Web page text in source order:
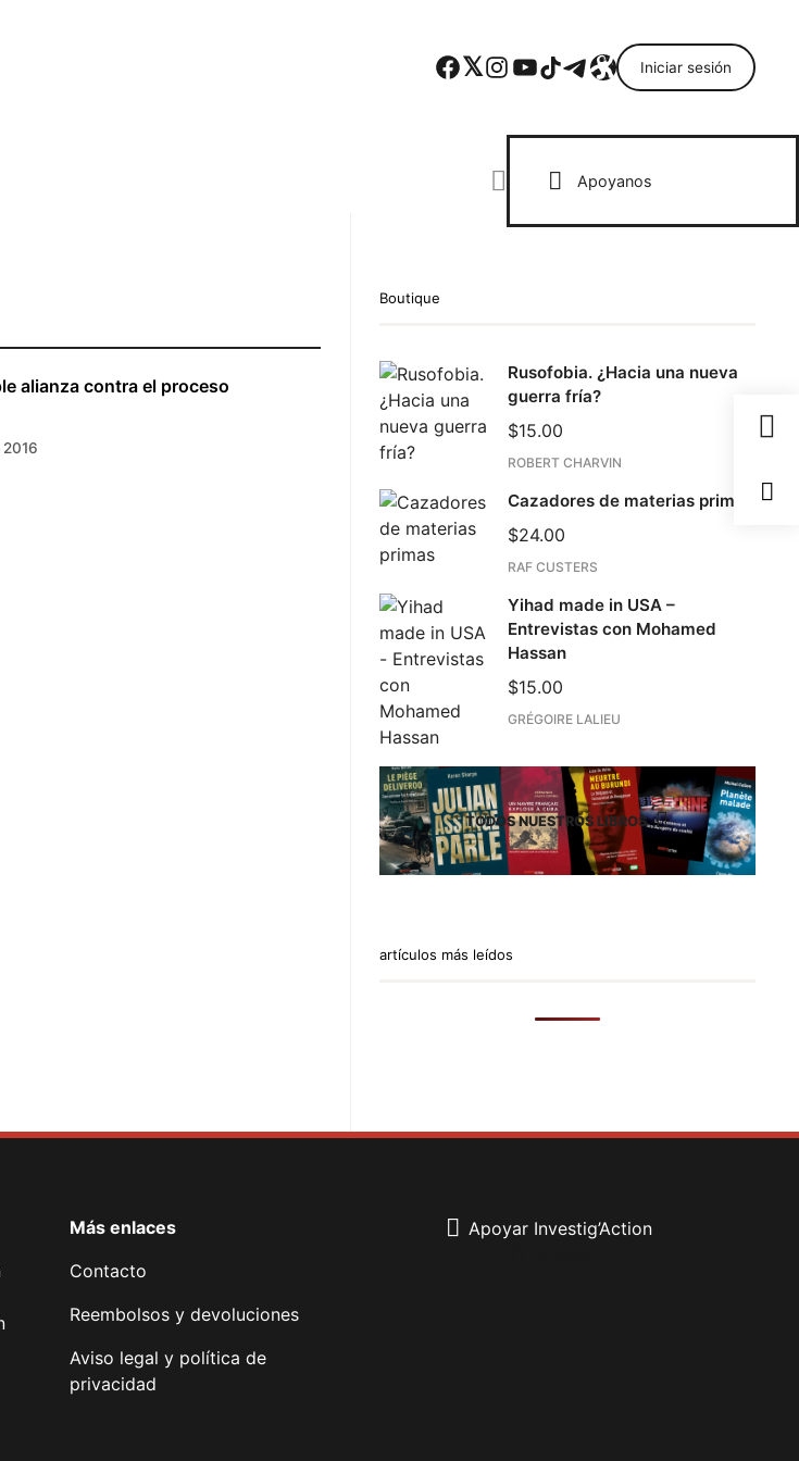
Facebook Twitter Instagram YouTube TikTok Telegram Enlace Iniciar sesión
Apoyanos
alianza contra el proceso
2016
Boutique
Rusofobia. ¿Hacia una nueva
guerra fría?
$15.00
ROBERT CHARVIN
Cazadores de materias primas
$24.00
RAF CUSTERS
Yihad made in USA –
Entrevistas con Mohamed
Hassan
$15.00
GRÉGOIRE LALIEU
TODOS NUESTROS LIBROS
artículos más leídos
Más enlaces
Contacto
Reembolsos y devoluciones
Aviso legal y política de
privacidad
Apoyar Investig’Action